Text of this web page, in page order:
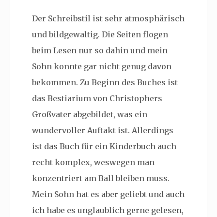
Der Schreibstil ist sehr atmosphärisch
und bildgewaltig. Die Seiten flogen
beim Lesen nur so dahin und mein
Sohn konnte gar nicht genug davon
bekommen. Zu Beginn des Buches ist
das Bestiarium von Christophers
Großvater abgebildet, was ein
wundervoller Auftakt ist. Allerdings
ist das Buch für ein Kinderbuch auch
recht komplex, weswegen man
konzentriert am Ball bleiben muss.
Mein Sohn hat es aber geliebt und auch
ich habe es unglaublich gerne gelesen,